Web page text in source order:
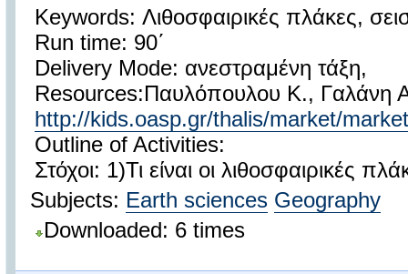
Keywords: Λιθοσφαιρικές πλάκες,
Run time: 90΄
Delivery Mode: ανεστραμένη τάξη,
Resources:Παυλόπουλου Κ., Γαλάνη
http://kids.oasp.gr/thalis/market/
Outline of Activities:
Στόχοι: 1)Τι είναι οι λιθοσφαιρικές
Subjects: Earth sciences Geography
Downloaded: 6 times